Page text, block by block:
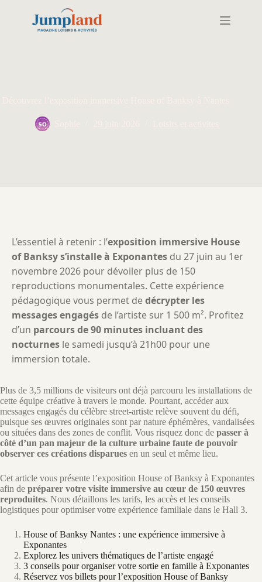
L’essentiel à retenir : l’exposition immersive House
of Banksy s’installe à Exponantes du 27 juin au 1er
novembre 2026 pour dévoiler plus de 150
reproductions monumentales. Cette expérience
pédagogique vous permet dedécrypter les
messages engagés de l’artiste sur 1 500 m². Profitez
d’un parcours de 90 minutes incluant des
nocturnes le samedi jusqu’à 21h00 pour une
immersion totale.
Plus de 3,5 millions de visiteurs ont déjà parcouru les installations de
cette équipe créative à travers le monde. Pourtant, accéder aux
messages engagés du célèbre street-artiste relève souvent du défi,
puisque ses œuvres originales sont par nature éphémères, vandalisées
ou situées dans des zones de conflit. Vous risquez donc de passer à
côté d’un pan majeur de la culture urbaine faute de pouvoir
observer ces créations disparues en un seul et même lieu.
Cet article vous présente l’exposition House of Banksy à Exponantes
afin de préparer votre visite immersive au cœur de 150 œuvres
reproduites. Nous détaillons les tarifs, les accès et les conseils
logistiques pour optimiser votre expérience familiale dans le Hall 3.
House of Banksy Nantes : une expérience immersive à
Exponantes
Explorez les univers thématiques de l’artiste engagé
3 conseils pour organiser votre sortie en famille à Exponantes
Réservez vos billets pour l’exposition House of Banksy